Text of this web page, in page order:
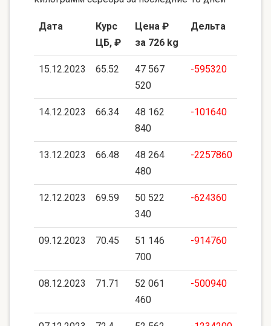
Дата
Курс
ЦБ, ₽
Цена ₽
за 726 kg
Дельта
15.12.2023 65.52
47 567
520
-595320
14.12.2023 66.34
48 162
840
-101640
13.12.2023 66.48
48 264
480
-2257860
12.12.2023 69.59
50 522
340
-624360
09.12.2023 70.45
51 146
700
-914760
08.12.2023 71.71
52 061
460
-500940